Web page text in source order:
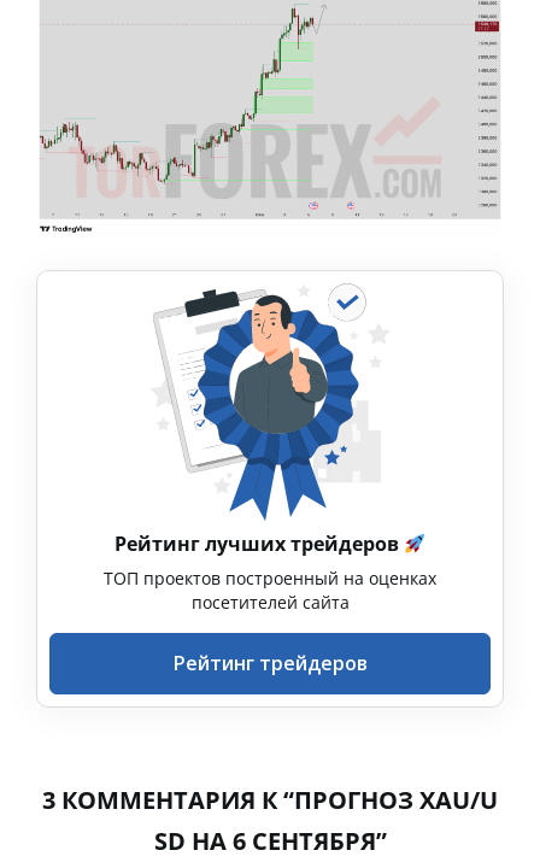
Рейтинг лучших трейдеров
ТОП проектов построенный на оценках
посетителей сайта
Рейтинг трейдеров
3 КОММЕНТАРИЯ К “ПРОГНОЗ XAU/U
SD НА 6 СЕНТЯБРЯ”